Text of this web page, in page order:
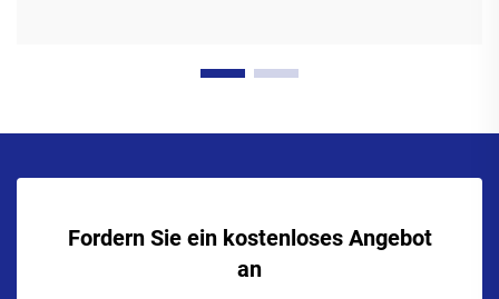
Fordern Sie ein kostenloses Angebot
an